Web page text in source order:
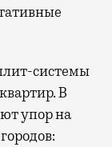
системы
В
упор на